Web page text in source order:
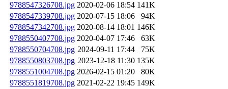
9788547326708.jpg 2020-02-06 18:54 141K
9788547339708.jpg 2020-07-15 18:06
94K
9788547342708.jpg 2020-08-14 18:01 146K
9788550407708.jpg 2020-04-07 17:46
63K
9788550704708.jpg 2024-09-11 17:44
75K
9788550803708.jpg 2023-12-18 11:30 135K
9788551004708.jpg 2026-02-15 01:20
80K
9788551819708.jpg 2021-02-22 19:45 149K